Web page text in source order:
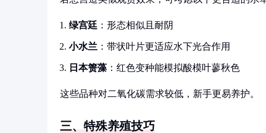
绿宫廷 ：形态相似且耐阴
小水兰 ：带状叶片更适应水下光合作用
日本箦藻 ：红色变种能模拟酸模叶蓼秋色
这些品种对二氧化碳需求较低，新手更易养护。
三、特殊养殖技巧